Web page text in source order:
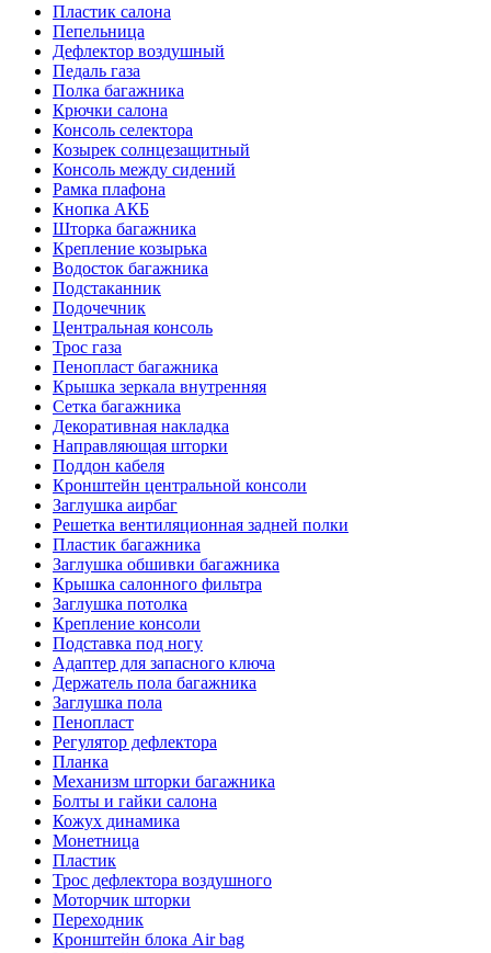
Пластик салона
Пепельница
Дефлектор воздушный
Педаль газа
Полка багажника
Крючки салона
Консоль селектора
Козырек солнцезащитный
Консоль между сидений
Рамка плафона
Кнопка АКБ
Шторка багажника
Крепление козырька
Водосток багажника
Подстаканник
Подочечник
Центральная консоль
Трос газа
Пенопласт багажника
Крышка зеркала внутренняя
Сетка багажника
Декоративная накладка
Направляющая шторки
Поддон кабеля
Кронштейн центральной консоли
Заглушка аирбаг
Решетка вентиляционная задней полки
Пластик багажника
Заглушка обшивки багажника
Крышка салонного фильтра
Заглушка потолка
Крепление консоли
Подставка под ногу
Адаптер для запасного ключа
Держатель пола багажника
Заглушка пола
Пенопласт
Регулятор дефлектора
Планка
Механизм шторки багажника
Болты и гайки салона
Кожух динамика
Монетница
Пластик
Трос дефлектора воздушного
Моторчик шторки
Переходник
Кронштейн блока Air bag